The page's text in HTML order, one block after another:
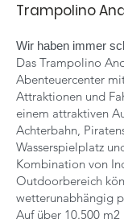
Trampolino
Wir haben immer
Das Trampolino
Abenteuercenter
Attraktionen und
einem attraktiven
Achterbahn,
Wasserspielplatz
Kombination von
Outdoorbereich
wetterunabhängig
Auf über 10.500